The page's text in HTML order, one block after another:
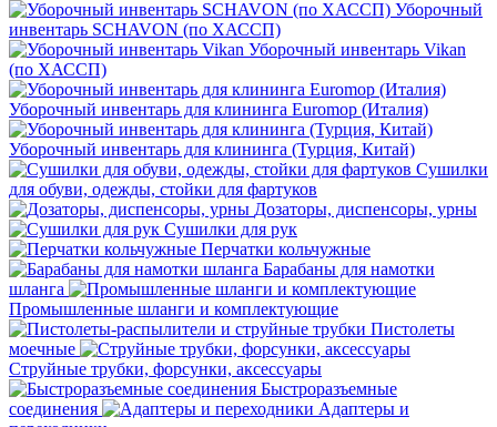
Уборочный
инвентарь SCHAVON (по ХАССП)
Уборочный инвентарь Vikan
(по ХАССП)
Уборочный инвентарь для клининга Euromop (Италия)
Уборочный инвентарь для клининга (Турция, Китай)
Сушилки
для обуви, одежды, стойки для фартуков
Дозаторы, диспенсоры, урны
Сушилки для рук
Перчатки кольчужные
Барабаны для намотки
шланга
Промышленные шланги и комплектующие
Пистолеты
моечные
Струйные трубки, форсунки, аксессуары
Быстроразъемные
соединения
Адаптеры и